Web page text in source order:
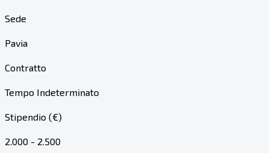
Sede
Pavia
Contratto
Tempo Indeterminato
Stipendio (€)
2.000 - 2.500